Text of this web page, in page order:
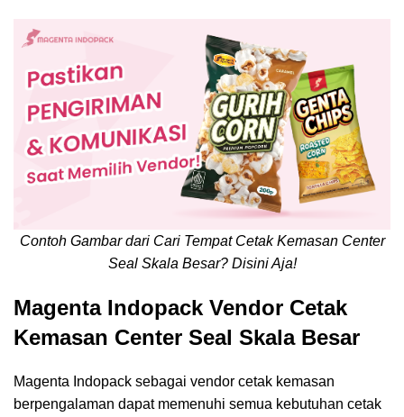
Contoh Gambar dari Cari Tempat Cetak Kemasan Center
Seal Skala Besar? Disini Aja!
Magenta Indopack Vendor Cetak
Kemasan Center Seal Skala Besar
Magenta Indopack sebagai vendor cetak kemasan
berpengalaman dapat memenuhi semua kebutuhan cetak